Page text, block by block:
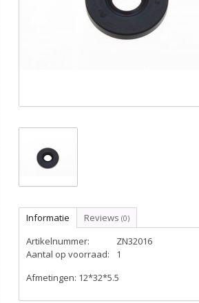
Informatie Reviews (0)
Artikelnummer:
ZN32016
Aantal op voorraad:
1
Afmetingen: 12*32*5.5